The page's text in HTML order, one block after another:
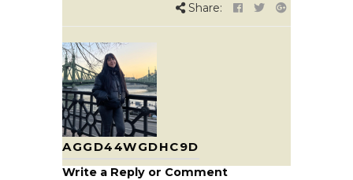
Share:
AGGD44WGDHC9D
Write a Reply or Comment